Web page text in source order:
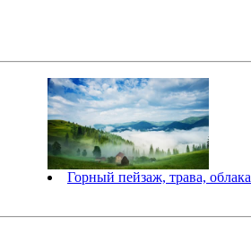
Горный пейзаж, трава, облака